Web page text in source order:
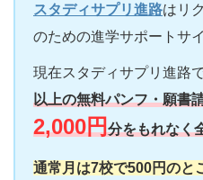
スタディサプリ進路はリ
のための進学サポートサイ
現在スタディサプリ進路で
以上の無料パンフ・願書
2,000円分をもれなく
通常月は7校で500円のと